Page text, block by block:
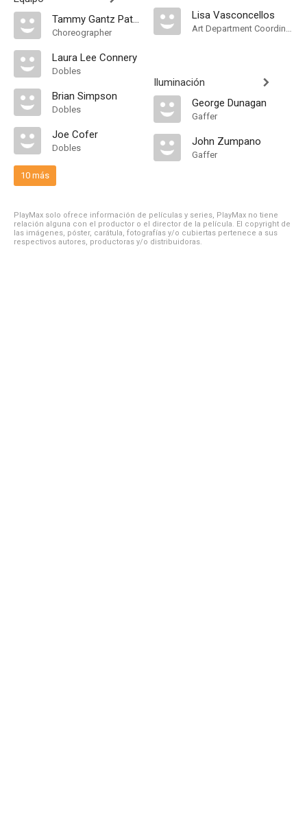
Tammy Gantz Patino
Choreographer
Laura Lee Connery
Dobles
Brian Simpson
Dobles
Joe Cofer
Dobles
10 más
Lisa Vasconcellos
Art Department Coordinator
Iluminación
George Dunagan
Gaffer
John Zumpano
Gaffer
PlayMax solo ofrece información de películas y series, PlayMax no tiene
relación alguna con el productor o el director de la película. El copyright de
las imágenes, póster, carátula, fotografías y/o cubiertas pertenece a sus
respectivos autores, productoras y/o distribuidoras.